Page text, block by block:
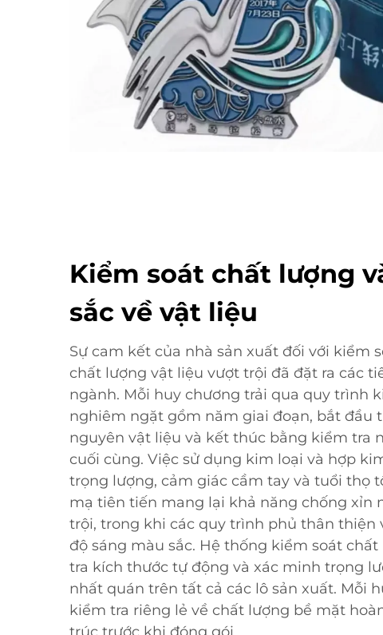
Kiểm soát chất lượng
sắc về vật liệu
Sự cam kết của nhà sản xuất đối với kiểm
chất lượng vật liệu vượt trội đã đặt ra các
ngành. Mỗi huy chương trải qua quy trình
nghiêm ngặt gồm năm giai đoạn, bắt đầu
nguyên vật liệu và kết thúc bằng kiểm tra
cuối cùng. Việc sử dụng kim loại và hợp
trọng lượng, cảm giác cầm tay và tuổi thọ
mạ tiên tiến mang lại khả năng chống xỉn
trội, trong khi các quy trình phủ thân thiện
độ sáng màu sắc. Hệ thống kiểm soát
tra kích thước tự động và xác minh trọng
nhất quán trên tất cả các lô sản xuất. Mỗi
kiểm tra riêng lẻ về chất lượng bề mặt